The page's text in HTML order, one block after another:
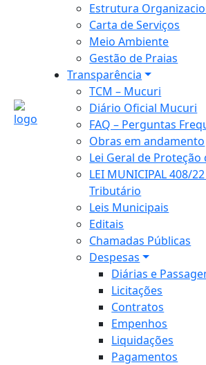
Estrutura
Carta de Serviços
Meio Ambiente
Gestão de Praias
Transparência
TCM – Mucuri
Diário Oficial Mucuri
FAQ – Perguntas
Obras em andamento
Lei Geral de Proteção
LEI MUNICIPAL 408/
Tributário
Leis Municipais
Editais
Chamadas Públicas
Despesas
Diárias e
Licitações
Contratos
Empenhos
Liquidações
Pagamentos